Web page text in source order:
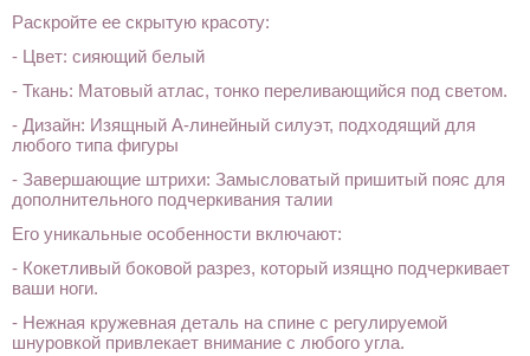
Раскройте ее скрытую красоту:
- Цвет: сияющий белый
- Ткань: Матовый атлас, тонко переливающийся под светом.
- Дизайн: Изящный А-линейный силуэт, подходящий для
любого типа фигуры
- Завершающие штрихи: Замысловатый пришитый пояс для
дополнительного подчеркивания талии
Его уникальные особенности включают:
- Кокетливый боковой разрез, который изящно подчеркивает
ваши ноги.
- Нежная кружевная деталь на спине с регулируемой
шнуровкой привлекает внимание с любого угла.